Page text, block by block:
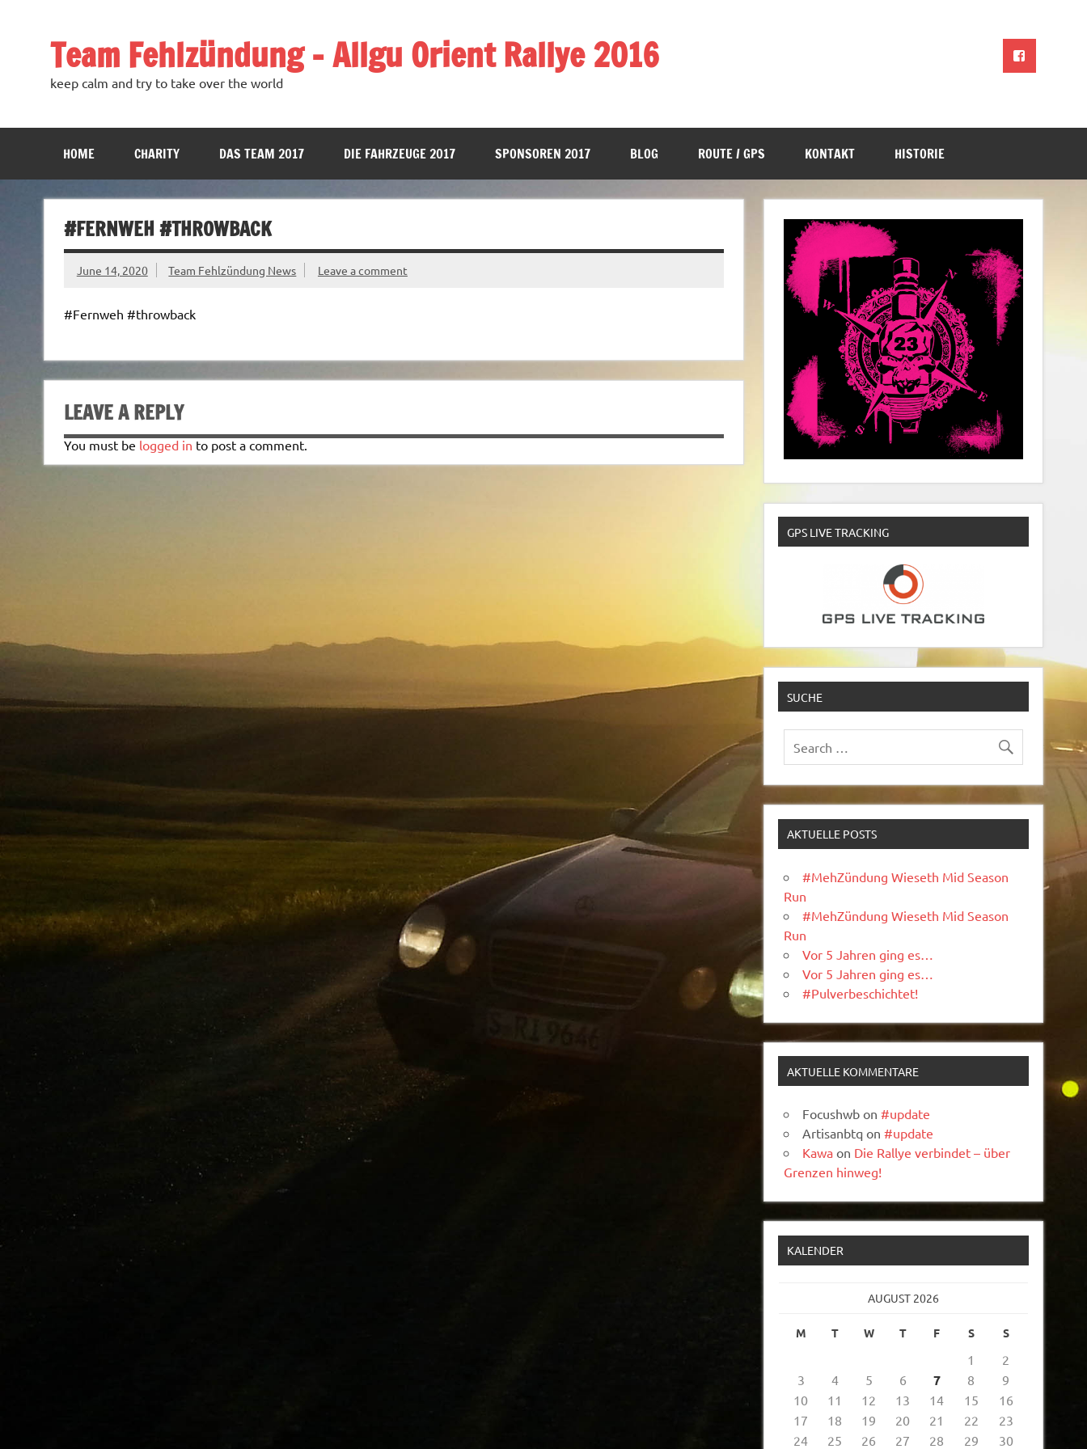
Team Fehlzündung – Allgu Orient Rallye 2016
keep calm and try to take over the world
HOME CHARITY DAS TEAM 2017 DIE FAHRZEUGE 2017 SPONSOREN 2017 BLOG ROUTE / GPS KONTAKT HISTORIE
#FERNWEH #THROWBACK
June 14, 2020 Team Fehlzündung News Leave a comment
#Fernweh #throwback
LEAVE A REPLY
You must be logged in to post a comment.
GPS LIVE TRACKING
SUCHE
AKTUELLE POSTS
#MehZündung Wieseth Mid Season
Run
#MehZündung Wieseth Mid Season
Run
Vor 5 Jahren ging es…
Vor 5 Jahren ging es…
#Pulverbeschichtet!
AKTUELLE KOMMENTARE
Focushwb on#update
Artisanbtq on#update
Kawa on Die Rallye verbindet – über
Grenzen hinweg!
KALENDER
AUGUST 2026
M T W T F S S
1
2
3
4 5 6 7 8
9
10
11 12 13 14 15
16
17
18 19 20 21 22
23
24
25 26 27 28 29 30